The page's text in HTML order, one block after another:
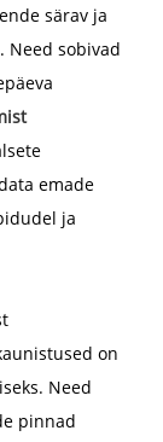
särav ja
Need sobivad
emade
ja
on
Need
pinnad